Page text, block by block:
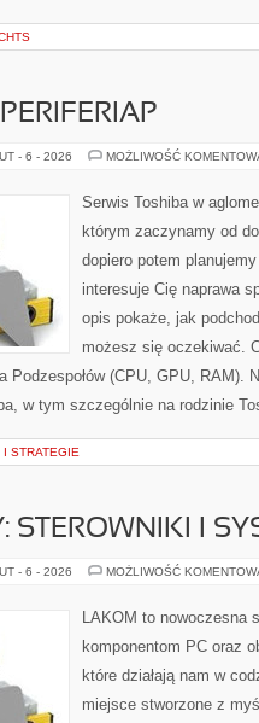
- 6 - 2026 MOŻLIWOŚĆ
Serwis Toshiba w
którym zaczynamy od
dopiero potem
interesuje Cię naprawa
opis pokaże, jak
możesz się oczekiwać.
Podzespołów (CPU, GPU, RAM).
w tym szczególnie na rodzinie
STRATEGIE
STEROWNIKI I
- 6 - 2026 MOŻLIWOŚĆ
LAKOM to nowoczesna
komponentom PC oraz
które działają nam w
miejsce stworzone z